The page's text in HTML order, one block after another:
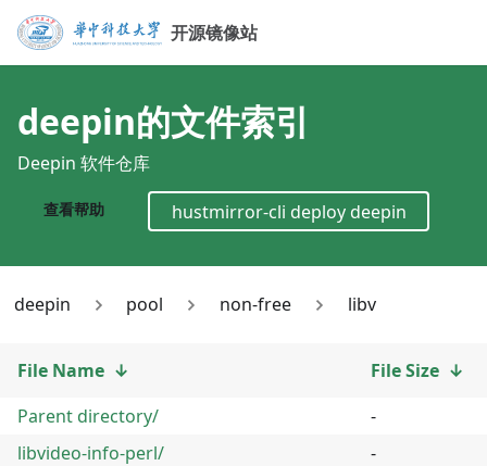
开源镜像站
deepin的文件索引
Deepin 软件仓库
查看帮助 hustmirror-cli deploy deepin
deepin pool non-free libv
File Name ↓ File Size ↓
Parent directory/
-
libvideo-info-perl/
-